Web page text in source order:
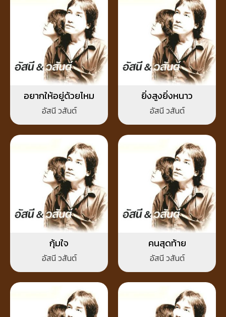
อยากให้อยู่ด้วยไหม
อัสนี วสันต์
ยิ่งสูงยิ่งหนาว
อัสนี วสันต์
กุ้มใจ
อัสนี วสันต์
คนสุดท้าย
อัสนี วสันต์